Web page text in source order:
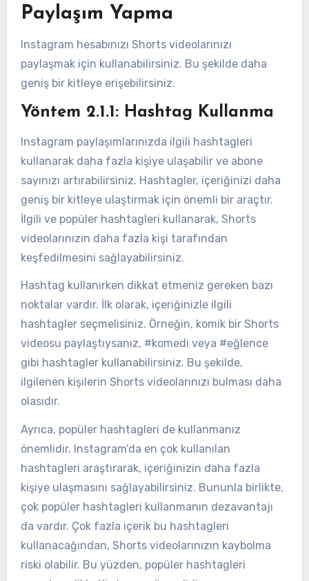
Paylaşım Yapma
Instagram hesabınızı Shorts videolarınızı
paylaşmak için kullanabilirsiniz. Bu şekilde daha
geniş bir kitleye erişebilirsiniz.
Yöntem 2.1.1: Hashtag Kullanma
Instagram paylaşımlarınızda ilgili hashtagleri
kullanarak daha fazla kişiye ulaşabilir ve abone
sayınızı artırabilirsiniz. Hashtagler, içeriğinizi daha
geniş bir kitleye ulaştırmak için önemli bir araçtır.
İlgili ve popüler hashtagleri kullanarak, Shorts
videolarınızın daha fazla kişi tarafından
keşfedilmesini sağlayabilirsiniz.
Hashtag kullanırken dikkat etmeniz gereken bazı
noktalar vardır. İlk olarak, içeriğinizle ilgili
hashtagler seçmelisiniz. Örneğin, komik bir Shorts
videosu paylaştıysanız, #komedi veya #eğlence
gibi hashtagler kullanabilirsiniz. Bu şekilde,
ilgilenen kişilerin Shorts videolarınızı bulması daha
olasıdır.
Ayrıca, popüler hashtagleri de kullanmanız
önemlidir. Instagram’da en çok kullanılan
hashtagleri araştırarak, içeriğinizin daha fazla
kişiye ulaşmasını sağlayabilirsiniz. Bununla birlikte,
çok popüler hashtagleri kullanmanın dezavantajı
da vardır. Çok fazla içerik bu hashtagleri
kullanacağından, Shorts videolarınızın kaybolma
riski olabilir. Bu yüzden, popüler hashtagleri